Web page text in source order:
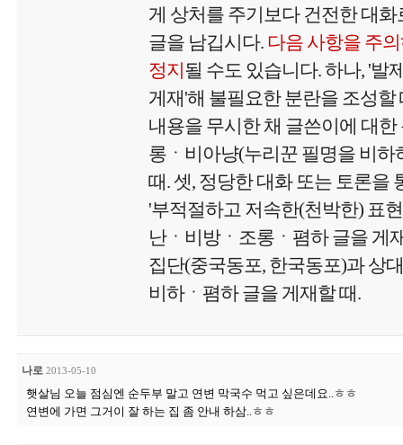
게 상처를 주기보다 건전한 대화
글을 남깁시다. 다음 사항을 주
정지될 수도 있습니다. 하나, '발
게재'해 불필요한 분란을 조성할
내용을 무시한 채 글쓴이에 대
롱ㆍ비아냥(누리꾼 필명을 비하
때. 셋, 정당한 대화 또는 토론을
'부적절하고 저속한(천박한) 표
난ㆍ비방ㆍ조롱ㆍ폄하 글을 게
집단(중국동포, 한국동포)과 상
비하ㆍ폄하 글을 게재할 때.
나로 2013-05-10
햇살님 오늘 점심엔 순두부 말고 연변 막국수 먹고 싶은데요..ㅎㅎ
연변에 가면 그거이 잘 하는 집 좀 안내 하삼..ㅎㅎ